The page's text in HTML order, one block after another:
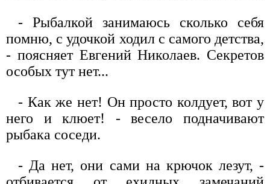
- Рыбалкой занимаюсь сколько себя
помню, с удочкой ходил с самого детства,
- поясняет Евгений Николаев. Секретов
особых тут нет...
- Как же нет! Он просто колдует, вот у
него и клюет! - весело подначивают
рыбака соседи.
- Да нет, они сами на крючок лезут, -